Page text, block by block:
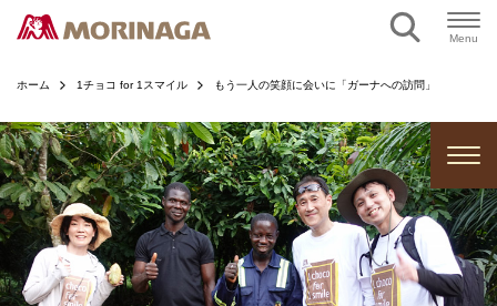
Menu
ホーム 1チョコ for 1スマイル もう一人の笑顔に会いに「ガーナへの訪問」